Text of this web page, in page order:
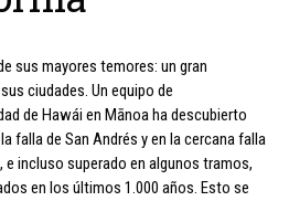
sus mayores temores: un gran
ciudades. Un equipo de
de Hawái en Mānoa ha descubierto
falla de San Andrés y en la cercana falla
incluso superado en algunos tramos,
en los últimos 1.000 años. Esto se